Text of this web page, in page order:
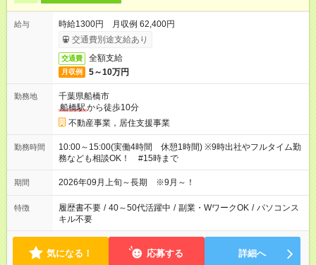
給与
時給1300円 月収例 62,400円
交通費別途支給あり
交通費 全額支給
月収例 5～10万円
勤務地
千葉県船橋市
船橋駅から徒歩10分
不動産事業，居住支援事業
勤務時間
10:00～15:00(実働4時間 休憩1時間) ※9時出社やフルタイム勤
務なども相談OK！ #15時まで
期間 2026年09月上旬～長期 ※9月～！
特徴 履歴書不要 / 40～50代活躍中 / 副業・WワークOK / パソコンス
キル不要
気になる！ 応募する 詳細へ